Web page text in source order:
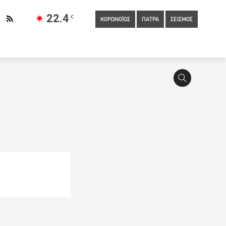
22.4 C
ΚΟΡΩΝΟΪΟΣ ΠΑΤΡΑ ΣΕΙΣΜΟΣ
Συμπαράσταση του Οικουμενικού Πατριάρχη στους
Αφγανός ασέλγησε σε